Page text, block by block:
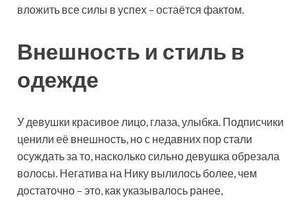
вложить все силы в успех – остаётся фактом.
Внешность и стиль в
одежде
У девушки красивое лицо, глаза, улыбка. Подписчики
ценили её внешность, но с недавних пор стали
осуждать за то, насколько сильно девушка обрезала
волосы. Негатива на Нику вылилось более, чем
достаточно – это, как указывалось ранее,